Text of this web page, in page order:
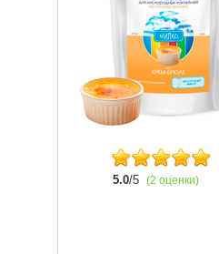
5.0/5 (2 оценки)